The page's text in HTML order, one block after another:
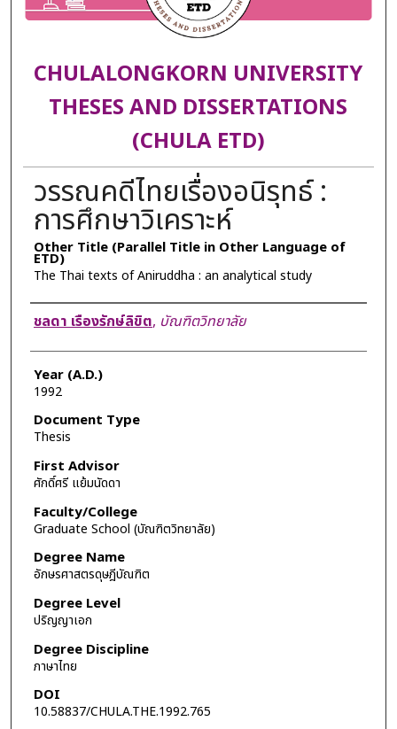
CHULALONGKORN UNIVERSITY
THESES AND DISSERTATIONS
(CHULA ETD)
วรรณคดีไทยเรื่องอนิรุทธ์ :
การศึกษาวิเคราะห์
Other Title (Parallel Title in Other Language of
ETD)
The Thai texts of Aniruddha : an analytical study
Author
ชลดา เรืองรักษ์ลิขิต, บัณฑิตวิทยาลัย
Year (A.D.)
1992
Document Type
Thesis
First Advisor
ศักดิ์ศรี แย้มนัดดา
Faculty/College
Graduate School (บัณฑิตวิทยาลัย)
Degree Name
อักษรศาสตรดุษฎีบัณฑิต
Degree Level
ปริญญาเอก
Degree Discipline
ภาษาไทย
DOI
10.58837/CHULA.THE.1992.765